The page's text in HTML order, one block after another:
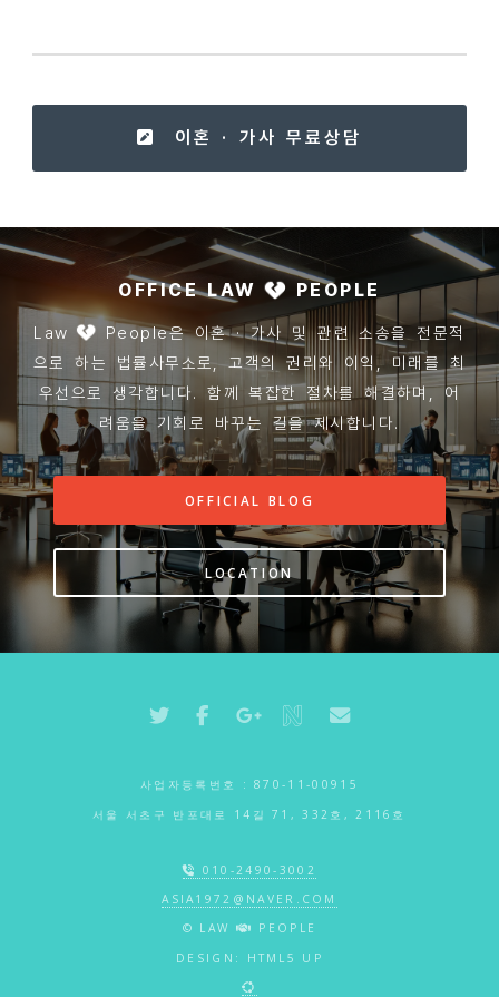
이혼 · 가사 무료상담
OFFICE LAW PEOPLE
Law
People은 이혼 · 가사 및 관련 소송을 전문적
으로 하는 법률사무소로, 고객의 권리와 이익, 미래를 최
우선으로 생각합니다. 함께 복잡한 절차를 해결하며, 어
려움을 기회로 바꾸는 길을 제시합니다.
OFFICIAL BLOG
LOCATION
사업자등록번호 : 870-11-00915
서울 서초구 반포대로 14길 71, 332호, 2116호
010-2490-3002
ASIA1972@NAVER.COM
© LAW
PEOPLE
DESIGN:
HTML5 UP